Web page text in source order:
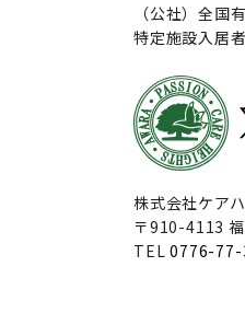
（公社）全国
特定施設入居
株式会社ケア
〒910-4113
TEL0776-77-